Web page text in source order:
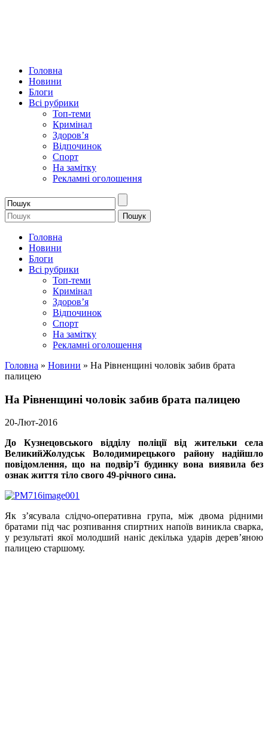
Головна
Новини
Блоги
Всі рубрики
Топ-теми
Кримінал
Здоров’я
Відпочинок
Спорт
На замітку
Рекламні оголошення
Головна
Новини
Блоги
Всі рубрики
Топ-теми
Кримінал
Здоров’я
Відпочинок
Спорт
На замітку
Рекламні оголошення
Головна » Новини » На Рівненщині чоловік забив брата
палицею
На Рівненщині чоловік забив брата палицею
20-Лют-2016
До Кузнецовського відділу поліції від жительки села
ВеликийЖолудськ Володимирецького району надійшло
повідомлення, що на подвір’ї будинку вона виявила без
ознак життя тіло свого 49-річного сина.
Як з’ясувала слідчо-оперативна група, між двома рідними
братами під час розпивання спиртних напоїв виникла сварка,
у результаті якої молодший наніс декілька ударів дерев’яною
палицею старшому.